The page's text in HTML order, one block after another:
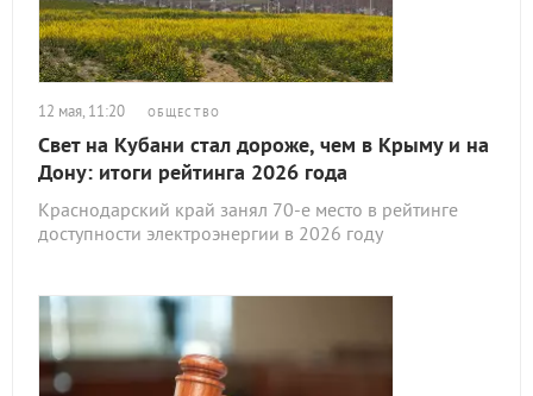
12 мая, 11:20 ОБЩЕСТВО
Свет на Кубани стал дороже, чем в Крыму и на
Дону: итоги рейтинга 2026 года
Краснодарский край занял 70-е место в рейтинге
доступности электроэнергии в 2026 году